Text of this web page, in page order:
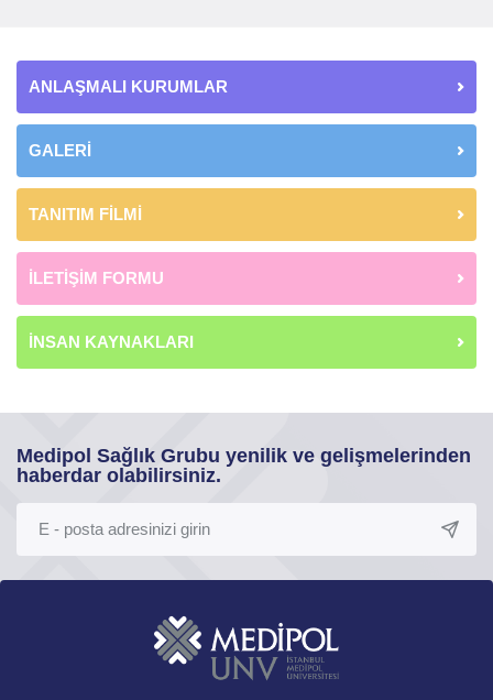
ANLAŞMALI KURUMLAR
GALERİ
TANITIM FİLMİ
İLETİŞİM FORMU
İNSAN KAYNAKLARI
Medipol Sağlık Grubu yenilik ve gelişmelerinden
haberdar olabilirsiniz.